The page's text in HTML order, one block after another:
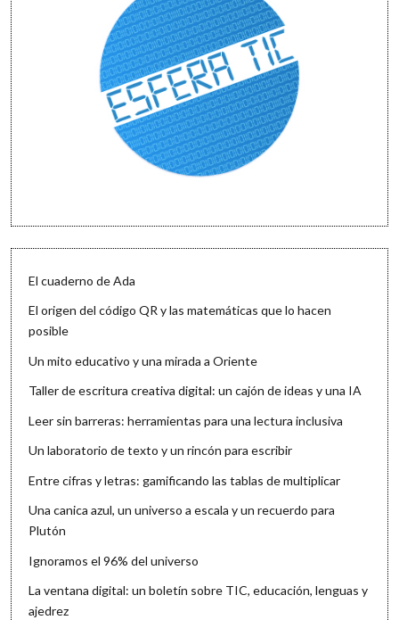
El cuaderno de Ada
El origen del código QR y las matemáticas que lo hacen
posible
Un mito educativo y una mirada a Oriente
Taller de escritura creativa digital: un cajón de ideas y una IA
Leer sin barreras: herramientas para una lectura inclusiva
Un laboratorio de texto y un rincón para escribir
Entre cifras y letras: gamificando las tablas de multiplicar
Una canica azul, un universo a escala y un recuerdo para
Plutón
Ignoramos el 96% del universo
La ventana digital: un boletín sobre TIC, educación, lenguas y
ajedrez